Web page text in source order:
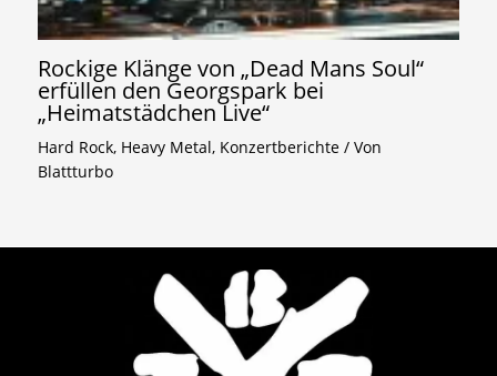
Rockige Klänge von „Dead Mans Soul“
erfüllen den Georgspark bei
„Heimatstädchen Live“
Hard Rock, Heavy Metal, Konzertberichte / Von
Blattturbo